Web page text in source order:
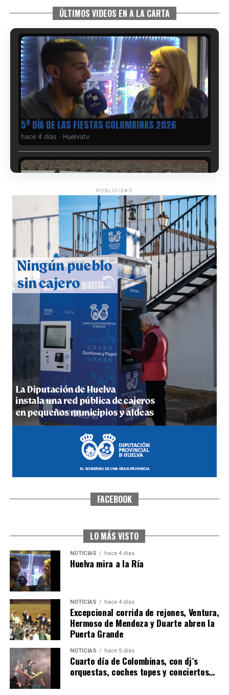
ÚLTIMOS VIDEOS EN A LA CARTA
5º DÍA DE LAS FIESTAS COLOMBINAS 2026
hace 4 días · Huelvatv
CUARTA CORRIDA DE LAS FIESTAS COLOMBINAS
2026
hace 5 días·Huelvatv
4º DÍA DE LAS FIESTAS COLOMBINAS 2026
hace 6 días·Huelvatv
SEXTA CORRIDA DE LAS FIESTAS COLOMBINAS
6º DÍA DE LAS FIESTAS COLOMBINAS 2026
hace 4 días Huelvatv
PUBLICIDAD
FACEBOOK
LO MÁS VISTO
NOTICIAS hace 4 días
Huelva mira a la Ría
NOTICIAS hace 4 días
Excepcional corrida de rejones, Ventura,
Hermoso de Mendoza y Duarte abren la
Puerta Grande
NOTICIAS hace 5 días
Cuarto día de Colombinas, con dj´s
orquestas, coches topes y conciertos…